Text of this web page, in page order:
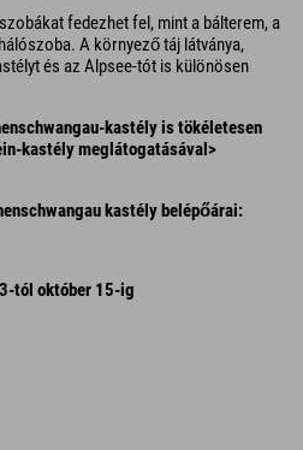
fedezhet fel, mint a bálterem, a
A környező táj látványa,
és az Alpsee-tót is különösen
kastély is tökéletesen
kastély meglátogatásával>
kastély belépőárai:
tól október 15-ig